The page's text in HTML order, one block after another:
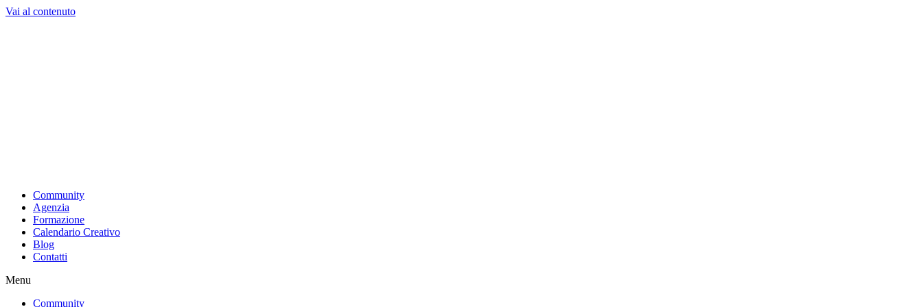
Vai al contenuto
Community
Agenzia
Formazione
Calendario Creativo
Blog
Contatti
Menu
Community